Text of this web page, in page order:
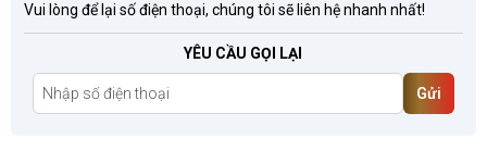
Vui lòng để lại số điện thoại, chúng tôi sẽ liên hệ nhanh nhất!
YÊU CẦU GỌI LẠI
Gửi